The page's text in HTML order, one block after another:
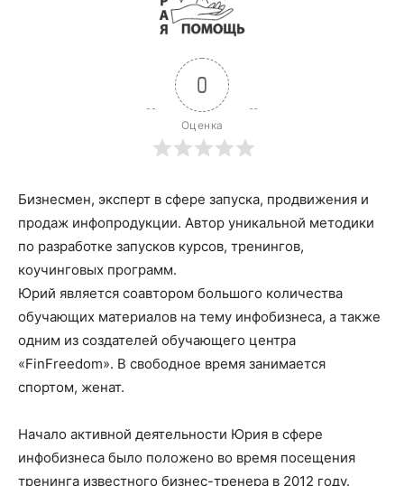
0
Оценка
Бизнесмен, эксперт в сфере запуска, продвижения и
продаж инфопродукции. Автор уникальной методики
по разработке запусков курсов, тренингов,
коучинговых программ.
Юрий является соавтором большого количества
обучающих материалов на тему инфобизнеса, а также
одним из создателей обучающего центра
«FinFreedom». В свободное время занимается
спортом, женат.
Начало активной деятельности Юрия в сфере
инфобизнеса было положено во время посещения
тренинга известного бизнес-тренера в 2012 году.